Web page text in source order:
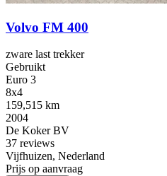
Volvo FM 400
zware last trekker
Gebruikt
Euro 3
8x4
159,515 km
2004
De Koker BV
37 reviews
Vijfhuizen, Nederland
Prijs op aanvraag